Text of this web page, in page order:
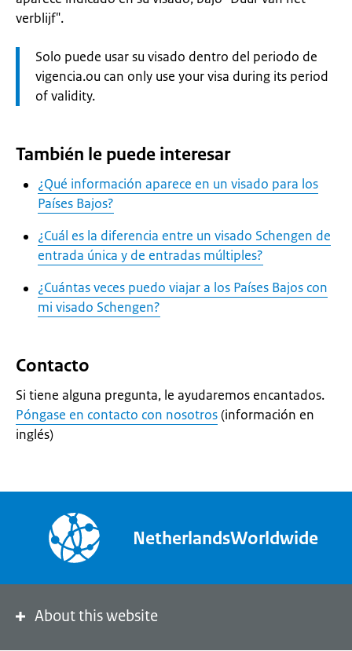
verblijf".
Let
op:
Solo puede usar su visado dentro del periodo de
vigencia.ou can only use your visa during its period
of validity.
También le puede interesar
¿Qué información aparece en un visado para los
Países Bajos?
¿Cuál es la diferencia entre un visado Schengen de
entrada única y de entradas múltiples?
¿Cuántas veces puedo viajar a los Países Bajos con
mi visado Schengen?
Contacto
Si tiene alguna pregunta, le ayudaremos encantados.
Póngase en contacto con nosotros(información en
inglés)
NetherlandsWorldwide
About this website